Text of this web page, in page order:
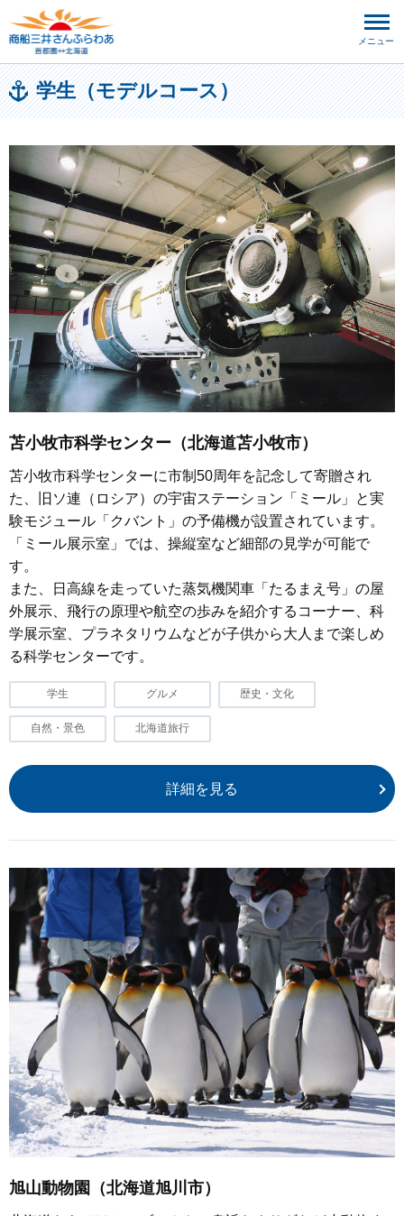
メニュー
学生（モデルコース）
苫小牧市科学センター（北海道苫小牧市）
苫小牧市科学センターに市制50周年を記念して寄贈され
た、旧ソ連（ロシア）の宇宙ステーション「ミール」と実
験モジュール「クバント」の予備機が設置されています。
「ミール展示室」では、操縦室など細部の見学が可能で
す。
また、日高線を走っていた蒸気機関車「たるまえ号」の屋
外展示、飛行の原理や航空の歩みを紹介するコーナー、科
学展示室、プラネタリウムなどが子供から大人まで楽しめ
る科学センターです。
学生 グルメ 歴史・文化
自然・景色 北海道旅行
詳細を見る
旭山動物園（北海道旭川市）